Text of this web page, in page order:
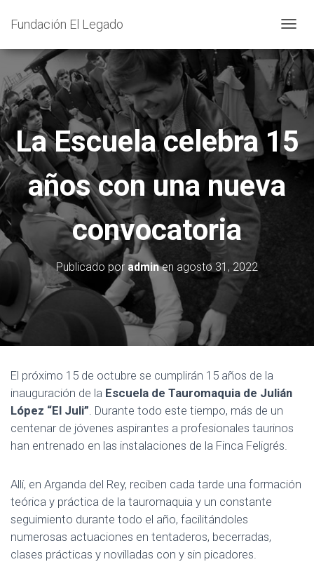
Fundación El Legado
A
M
B
I
R
M
La Escuela celebra 15
años con una nueva
convocatoria
Publicado por adminen agosto 31, 2022
El próximo 15 de octubre se cumplirán 15 años de la
inauguración de la Escuela de Tauromaquia de Julián
López “El Juli”. Durante todo este tiempo, más de un
centenar de jóvenes aspirantes a profesionales taurinos
han entrenado en las instalaciones de la Finca Feligrés.
Allí, en Arganda del Rey, reciben cada tarde una formación
teórica y práctica de la tauromaquia y un constante
seguimiento durante todo el año, facilitándoles
numerosas actuaciones en tentaderos, becerradas,
clases prácticas y novilladas con y sin picadores.